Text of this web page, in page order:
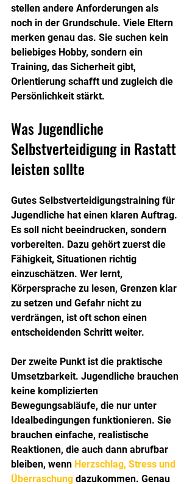
stellen andere Anforderungen als
noch in der Grundschule. Viele Eltern
merken genau das. Sie suchen kein
beliebiges Hobby, sondern ein
Training, das Sicherheit gibt,
Orientierung schafft und zugleich die
Persönlichkeit stärkt.
Was Jugendliche
Selbstverteidigung in Rastatt
leisten sollte
Gutes Selbstverteidigungstraining für
Jugendliche hat einen klaren Auftrag.
Es soll nicht beeindrucken, sondern
vorbereiten. Dazu gehört zuerst die
Fähigkeit, Situationen richtig
einzuschätzen. Wer lernt,
Körpersprache zu lesen, Grenzen klar
zu setzen und Gefahr nicht zu
verdrängen, ist oft schon einen
entscheidenden Schritt weiter.
Der zweite Punkt ist die praktische
Umsetzbarkeit. Jugendliche brauchen
keine komplizierten
Bewegungsabläufe, die nur unter
Idealbedingungen funktionieren. Sie
brauchen einfache, realistische
Reaktionen, die auch dann abrufbar
bleiben, wenn Herzschlag, Stress und
Überraschung dazukommen. Genau